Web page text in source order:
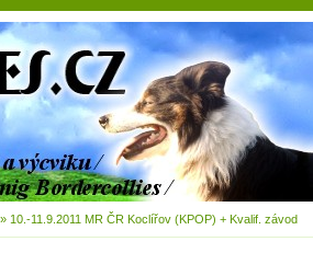
» 10.-11.9.2011 MR ČR Koclířov (KPOP) + Kvalif. závod